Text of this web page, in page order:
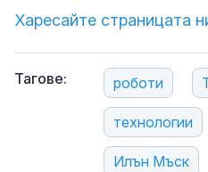
Харесайте страницата
Тагове: роботи
технологии
Илън Мъск